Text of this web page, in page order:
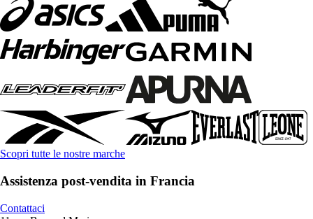
Scopri tutte le nostre marche
Assistenza post-vendita in Francia
Contattaci